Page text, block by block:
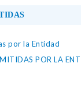
por la Entidad
POR LA